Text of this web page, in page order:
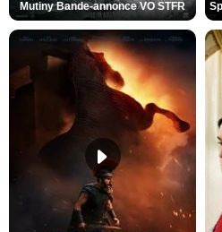
Mutiny Bande-annonce VO STFR